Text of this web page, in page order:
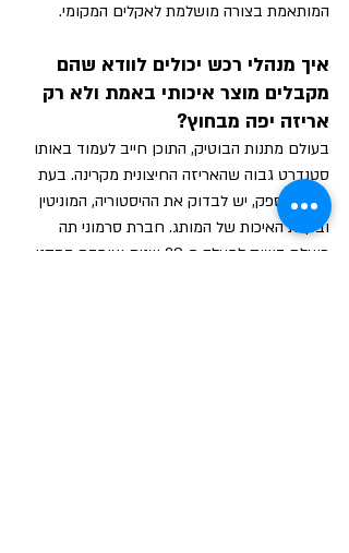
המותאמת בצורה מושלמת לאקלים המקומי.
איך מנהלי רכש יכולים לוודא שהם
מקבלים מוצר איכותי באמת ולא רק
אריזה יפה מבחוץ?
בעולם מתנות הבוטיק, התוכן חייב לעמוד באותו
סטנדרט גבוה שהאריזה החיצונית מקרינה. בעת
בחירת ספק, יש לבדוק את ההיסטוריה, המוניטין
ובקרת האיכות של המותג. חברת סרמוני תה
פועלת בשוק למעלה מ-20 שנים ועומדת בתקני